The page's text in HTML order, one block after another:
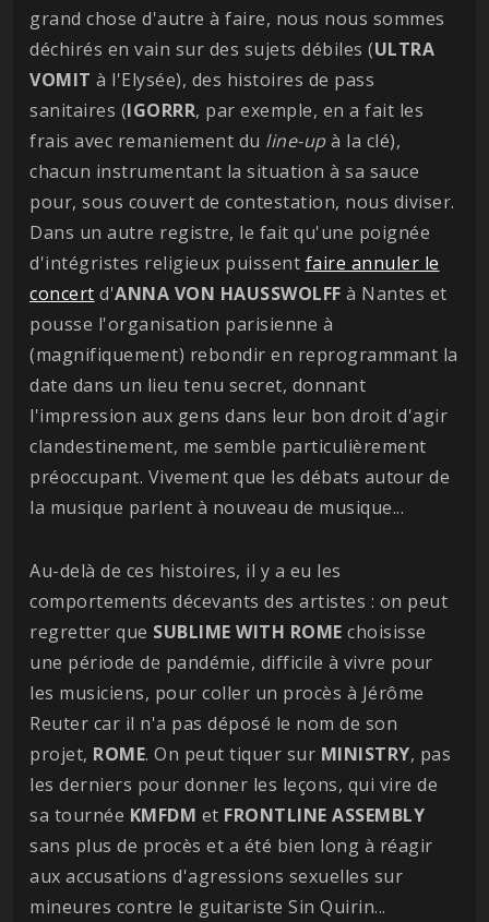
grand chose d'autre à faire, nous nous sommes
déchirés en vain sur des sujets débiles (ULTRA
VOMIT à l'Elysée), des histoires de pass
sanitaires (IGORRR, par exemple, en a fait les
frais avec remaniement du line-upà la clé),
chacun instrumentant la situation à sa sauce
pour, sous couvert de contestation, nous diviser.
Dans un autre registre, le fait qu'une poignée
d'intégristes religieux puissent faire annuler le
concert d'ANNA VON HAUSSWOLFF à Nantes et
pousse l'organisation parisienne à
(magnifiquement) rebondir en reprogrammant la
date dans un lieu tenu secret, donnant
l'impression aux gens dans leur bon droit d'agir
clandestinement, me semble particulièrement
préoccupant. Vivement que les débats autour de
la musique parlent à nouveau de musique...
Au-delà de ces histoires, il y a eu les
comportements décevants des artistes : on peut
regretter que SUBLIME WITH ROME choisisse
une période de pandémie, difficile à vivre pour
les musiciens, pour coller un procès à Jérôme
Reuter car il n'a pas déposé le nom de son
projet, ROME. On peut tiquer sur MINISTRY, pas
les derniers pour donner les leçons, qui vire de
sa tournée KMFDM et FRONTLINE ASSEMBLY
sans plus de procès et a été bien long à réagir
aux accusations d'agressions sexuelles sur
mineures contre le guitariste Sin Quirin...